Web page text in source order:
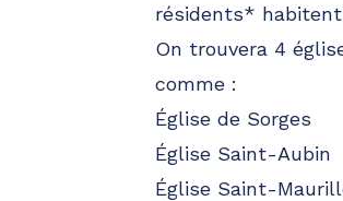
résidents*
On trouvera 4
comme :
Église de Sorges
Église Saint-Aubin
Église Saint-